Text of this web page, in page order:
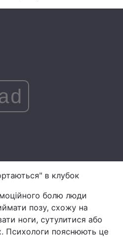
в клубок
болю люди
позу, схожу на
ноги, сутулитися або
Психологи пояснюють це